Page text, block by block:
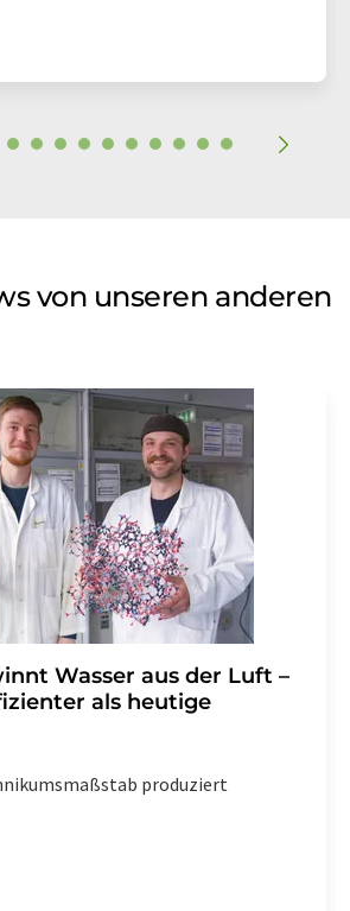
von unseren anderen
Wasser aus der Luft –
als heutige
produziert